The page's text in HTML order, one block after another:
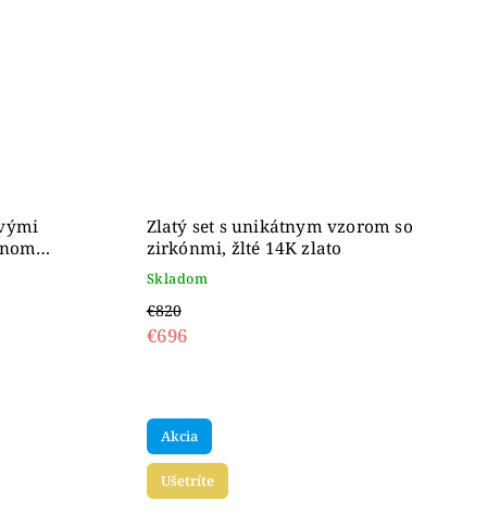
Zlatý set s unikátnym vzorom so
zirkónmi, žlté 14K zlato
Skladom
€820
€696
Akcia
Ušetríte